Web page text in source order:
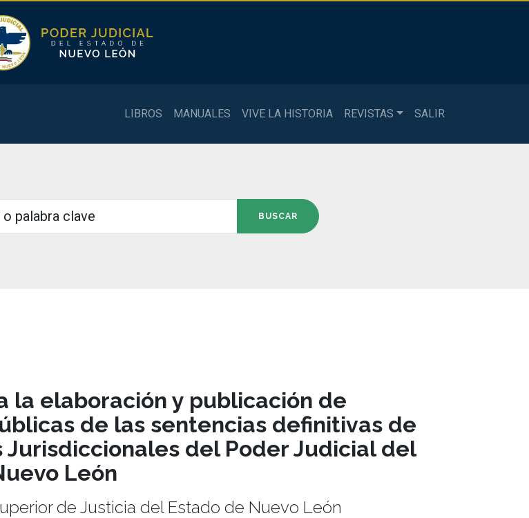
LIBROS MANUALES VIVE LA HISTORIA REVISTAS SALIR
BUSCAR
la elaboración y publicación de
de las sentencias definitivas de
Jurisdiccionales del Poder Judicial del
León
de Justicia del Estado de Nuevo León